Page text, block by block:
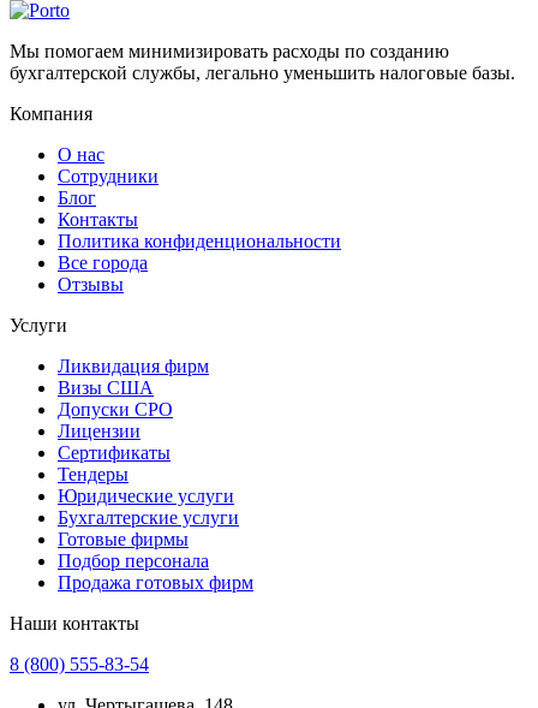
Мы помогаем минимизировать расходы по созданию
бухгалтерской службы, легально уменьшить налоговые базы.
Компания
О нас
Сотрудники
Блог
Контакты
Политика конфиденциональности
Все города
Отзывы
Услуги
Ликвидация фирм
Визы США
Допуски СРО
Лицензии
Сертификаты
Тендеры
Юридические услуги
Бухгалтерские услуги
Готовые фирмы
Подбор персонала
Продажа готовых фирм
Наши контакты
8 (800) 555-83-54